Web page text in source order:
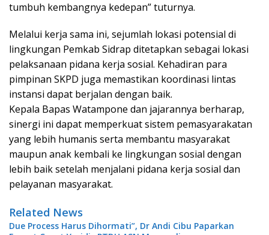
tumbuh kembangnya kedepan” tuturnya.
Melalui kerja sama ini, sejumlah lokasi potensial di
lingkungan Pemkab Sidrap ditetapkan sebagai lokasi
pelaksanaan pidana kerja sosial. Kehadiran para
pimpinan SKPD juga memastikan koordinasi lintas
instansi dapat berjalan dengan baik.
Kepala Bapas Watampone dan jajarannya berharap,
sinergi ini dapat memperkuat sistem pemasyarakatan
yang lebih humanis serta membantu masyarakat
maupun anak kembali ke lingkungan sosial dengan
lebih baik setelah menjalani pidana kerja sosial dan
pelayanan masyarakat.
Related News
Due Process Harus Dihormati”, Dr Andi Cibu Paparkan